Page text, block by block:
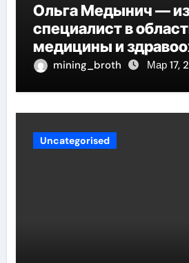
Ольга Медынич —
специалист в
медицины и
автор
mining_broth Мар 17,
Uncategorised